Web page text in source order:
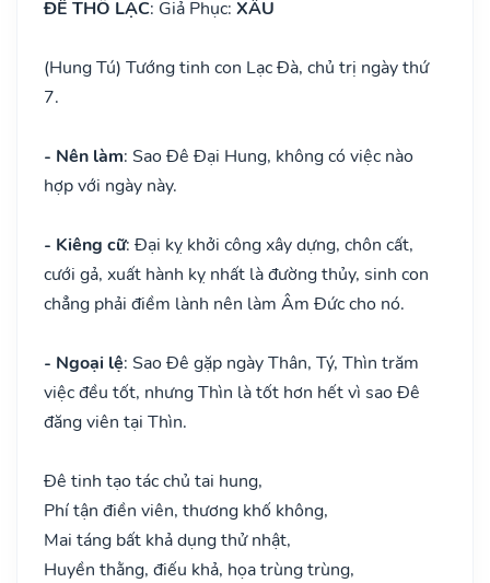
ĐÊ THỔ LẠC: Giả Phục: XẤU
(Hung Tú) Tướng tinh con Lạc Đà, chủ trị ngày thứ
7.
- Nên làm: Sao Đê Đại Hung, không có việc nào
hợp với ngày này.
- Kiêng cữ: Đại kỵ khởi công xây dựng, chôn cất,
cưới gả, xuất hành kỵ nhất là đường thủy, sinh con
chẳng phải điềm lành nên làm Âm Đức cho nó.
- Ngoại lệ: Sao Đê gặp ngày Thân, Tý, Thìn trăm
việc đều tốt, nhưng Thìn là tốt hơn hết vì sao Đê
đăng viên tại Thìn.
Đê tinh tạo tác chủ tai hung,
Phí tận điền viên, thương khố không,
Mai táng bất khả dụng thử nhật,
Huyền thằng, điếu khả, họa trùng trùng,